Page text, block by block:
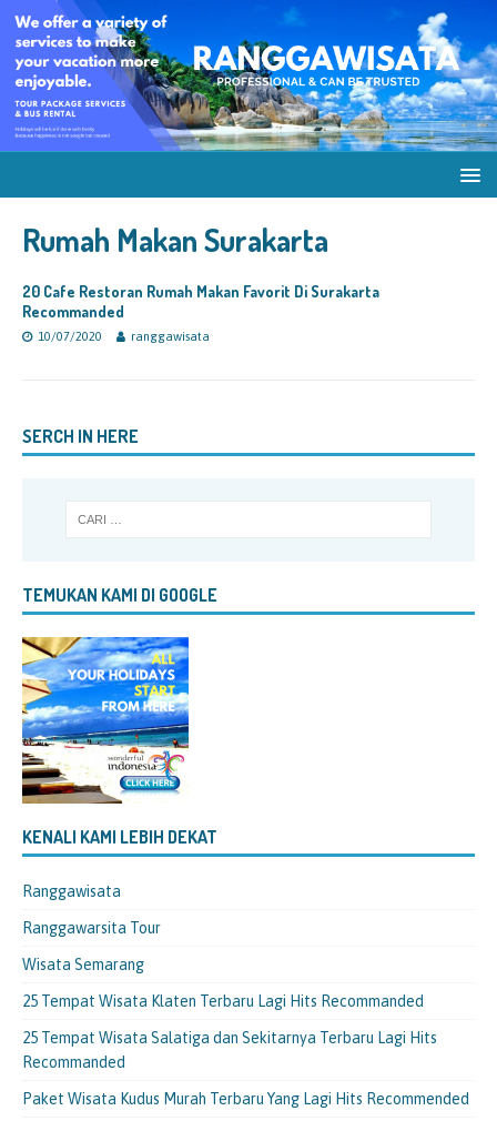
Rumah Makan Surakarta
20 Cafe Restoran Rumah Makan Favorit Di Surakarta
Recommanded
10/07/2020 ranggawisata
SERCH IN HERE
TEMUKAN KAMI DI GOOGLE
KENALI KAMI LEBIH DEKAT
Ranggawisata
Ranggawarsita Tour
Wisata Semarang
25 Tempat Wisata Klaten Terbaru Lagi Hits Recommanded
25 Tempat Wisata Salatiga dan Sekitarnya Terbaru Lagi Hits
Recommanded
Paket Wisata Kudus Murah Terbaru Yang Lagi Hits Recommended